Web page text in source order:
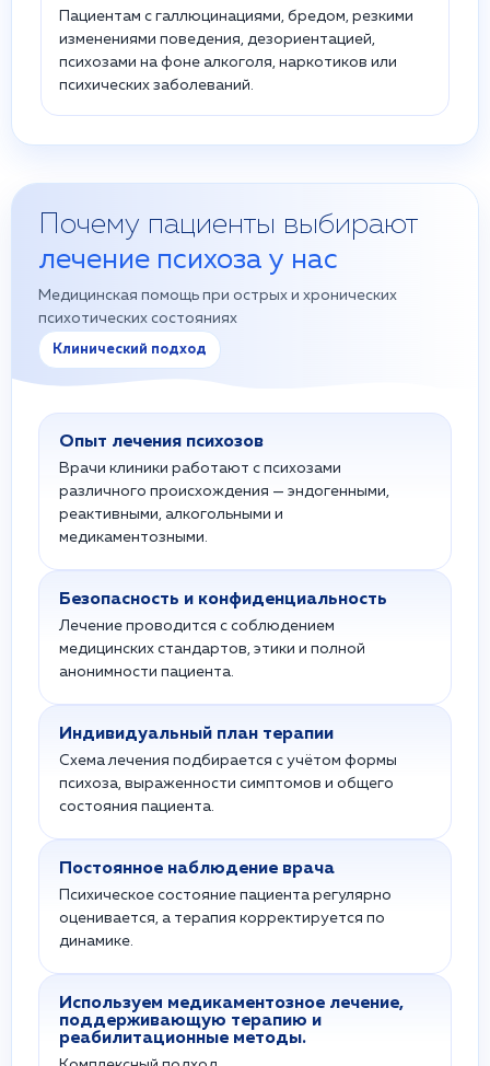
Пациентам с галлюцинациями, бредом, резкими
изменениями поведения, дезориентацией,
психозами на фоне алкоголя, наркотиков или
психических заболеваний.
Почему пациенты выбирают
лечение психоза у нас
Медицинская помощь при острых и хронических
психотических состояниях
Клинический подход
Опыт лечения психозов
Врачи клиники работают с психозами
различного происхождения — эндогенными,
реактивными, алкогольными и
медикаментозными.
Безопасность и конфиденциальность
Лечение проводится с соблюдением
медицинских стандартов, этики и полной
анонимности пациента.
Индивидуальный план терапии
Схема лечения подбирается с учётом формы
психоза, выраженности симптомов и общего
состояния пациента.
Постоянное наблюдение врача
Психическое состояние пациента регулярно
оценивается, а терапия корректируется по
динамике.
Используем медикаментозное лечение,
поддерживающую терапию и
реабилитационные методы.